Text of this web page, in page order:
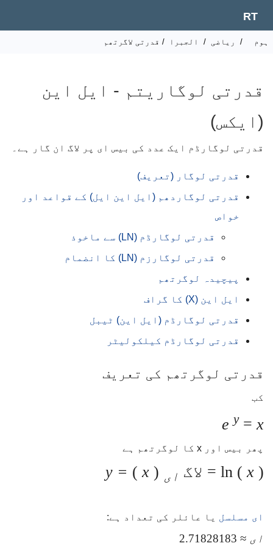
RT
ریاضی / الجبرا / قدرتی لاگرتھم
قدرتی لوگاریتم - ایل این
(ایکس)
قدرتی لوگارڈم ایک عدد کی بیس ای پر لاگ ان گار ہے۔
قدرتی لوگار (تعریف)
قدرتی لوگاردھم (ایل این ایل) کے قواعد اور
خواص
قدرتی لوگارڈم (LN) سے ماخوذ
قدرتی لوگارزم (LN) کا انضمام
پیچیدہ لوگرتھم
ایل این (X) کا گراف
قدرتی لوگارڈم (ایل این) ٹیبل
قدرتی لوگارڈم کیلکولیٹر
قدرتی لوگرتھم کی تعریف
کب
e y=x
پھر بیس اور x کا لوگرتھم ہے
ln (x) = لاگ ای (
x
)
= y
ای مسلسل یا عائلر کی تعداد ہے:
ای ≈ 2.71828183